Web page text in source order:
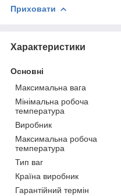
Приховати
Характеристики
Основні
Максимальна вага
Мінімальна робоча
температура
Виробник
Максимальна робоча
температура
Тип ваг
Країна виробник
Гарантійний термін